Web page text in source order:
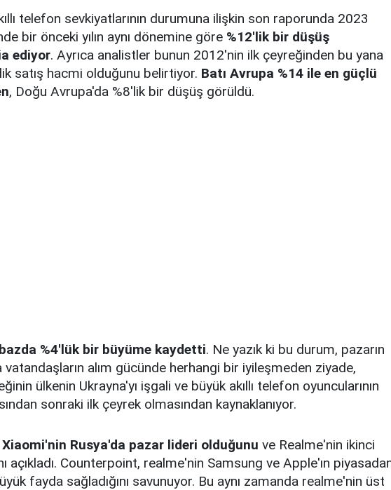
telefon sevkiyatlarının durumuna ilişkin son raporunda 2023
bir önceki yılın aynı dönemine göre %12'lik bir düşüş
ediyor. Ayrıca analistler bunun 2012'nin ilk çeyreğinden bu yana
satış hacmi olduğunu belirtiyor. Batı Avrupa %14 ile en güçlü
, Doğu Avrupa'da %8'lik bir düşüş görüldü.
bazda %4'lük bir büyüme kaydetti. Ne yazık ki bu durum, pazarın
alım gücünde herhangi bir iyileşmeden ziyade,
ülkenin Ukrayna'yı işgali ve büyük akıllı telefon oyuncularının
sonraki ilk çeyrek olmasından kaynaklanıyor.
Xiaomi'nin Rusya'da pazar lideri olduğunu ve Realme'nin ikinci
açıkladı. Counterpoint, realme'nin Samsung ve Apple'ın
fayda sağladığını savunuyor. Bu aynı zamanda realme'nin üst